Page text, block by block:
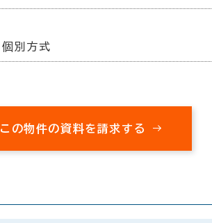
個別方式
この物件の資料を請求する